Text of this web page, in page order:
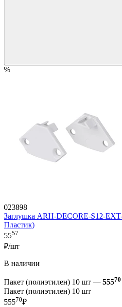
%
023898
Заглушка ARH-DECORE-S12-
Пластик)
5557
₽/шт
В наличии
Пакет (полиэтилен) 10 шт — 55570
Пакет (полиэтилен) 10 шт
55570₽